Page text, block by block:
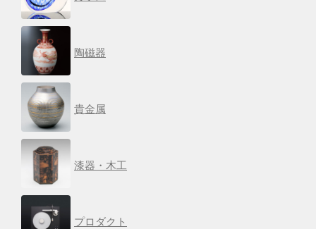
陶磁器
貴金属
漆器・木工
プロダクト